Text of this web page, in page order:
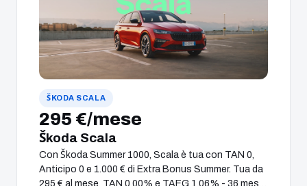
ŠKODA SCALA
295 €/mese
Škoda Scala
Con Škoda Summer 1000, Scala è tua con TAN 0,
Anticipo 0 e 1.000 € di Extra Bonus Summer. Tua da
295 € al mese. TAN 0,00% e TAEG 1,06% - 36 mesi -